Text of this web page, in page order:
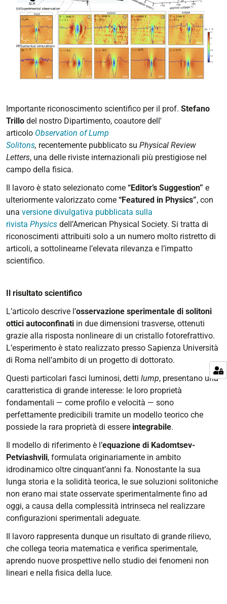
Importante riconoscimento scientifico per il prof. Stefano
Trillo del nostro Dipartimento, coautore dell'
articolo Observation of Lump
Solitons, recentemente pubblicato su Physical Review
Letters, una delle riviste internazionali più prestigiose nel
campo della fisica.
Il lavoro è stato selezionato come “Editor’s Suggestion” e
ulteriormente valorizzato come “Featured in Physics”, con
una versione divulgativa pubblicata sulla
rivista Physics dell’American Physical Society. Si tratta di
riconoscimenti attribuiti solo a un numero molto ristretto di
articoli, a sottolinearne l’elevata rilevanza e l’impatto
scientifico.
Il risultato scientifico
L’articolo descrive l’osservazione sperimentale di solitoni
ottici autoconfinati in due dimensioni trasverse, ottenuti
grazie alla risposta nonlineare di un cristallo fotorefrattivo.
L’esperimento è stato realizzato presso Sapienza Università
di Roma nell’ambito di un progetto di dottorato.
Questi particolari fasci luminosi, detti lump, presentano una
caratteristica di grande interesse: le loro proprietà
fondamentali — come profilo e velocità — sono
perfettamente predicibili tramite un modello teorico che
possiede la rara proprietà di essere integrabile.
Il modello di riferimento è l’equazione di Kadomtsev-
Petviashvili, formulata originariamente in ambito
idrodinamico oltre cinquant’anni fa. Nonostante la sua
lunga storia e la solidità teorica, le sue soluzioni solitoniche
non erano mai state osservate sperimentalmente fino ad
oggi, a causa della complessità intrinseca nel realizzare
configurazioni sperimentali adeguate.
Il lavoro rappresenta dunque un risultato di grande rilievo,
che collega teoria matematica e verifica sperimentale,
aprendo nuove prospettive nello studio dei fenomeni non
lineari e nella fisica della luce.